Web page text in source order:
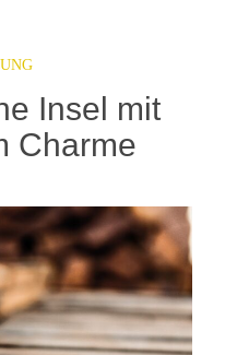
Insel mit
Charme